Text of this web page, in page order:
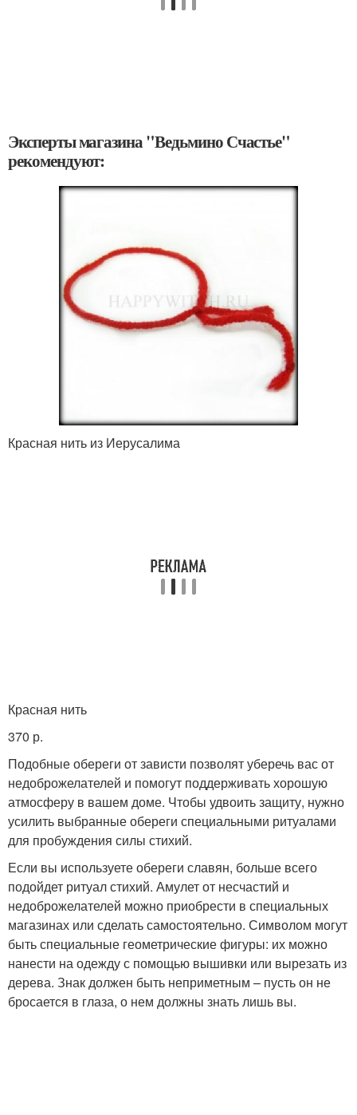
Эксперты магазина "Ведьмино Счастье"
рекомендуют:
Красная нить из Иерусалима
Красная нить
370 р.
Подобные обереги от зависти позволят уберечь вас от
недоброжелателей и помогут поддерживать хорошую
атмосферу в вашем доме. Чтобы удвоить защиту, нужно
усилить выбранные обереги специальными ритуалами
для пробуждения силы стихий.
Если вы используете обереги славян, больше всего
подойдет ритуал стихий. Амулет от несчастий и
недоброжелателей можно приобрести в специальных
магазинах или сделать самостоятельно. Символом могут
быть специальные геометрические фигуры: их можно
нанести на одежду с помощью вышивки или вырезать из
дерева. Знак должен быть неприметным – пусть он не
бросается в глаза, о нем должны знать лишь вы.